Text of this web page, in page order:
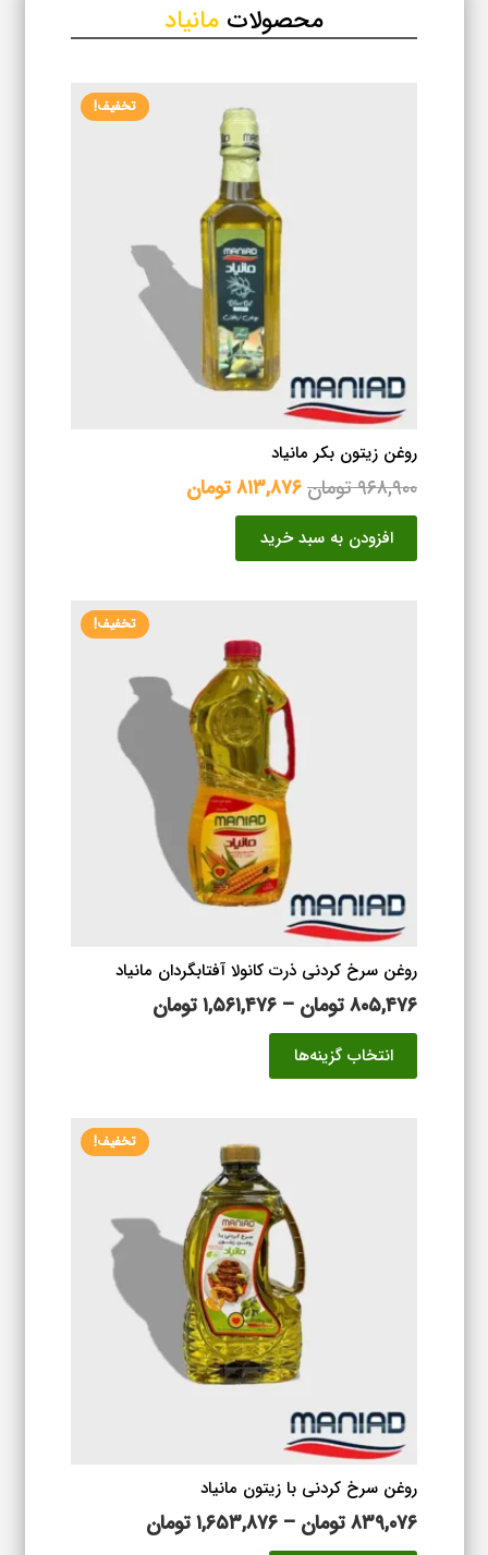
محصولات مانیاد
تخفیف!
روغن زیتون بکر مانیاد
۹۶۸,۹۰۰تومانقیمت
اصلی
بود.
۸۱۳,۸۷۶تومان
افزودن به سبد خرید
تخفیف!
روغن سرخ کردنی ذرت کانولا آفتابگردان مانیاد
۸۰۵,۴۷۶تومان – ۱,۵۶۱,۴۷۶تومان
انتخاب گزینه‌ها
مختلفی
می
باشد.
گزینه
ها
ممکن
است
در
صفحه
تخفیف!
روغن سرخ کردنی با زیتون مانیاد
۸۳۹,۰۷۶تومان – ۱,۶۵۳,۸۷۶تومان